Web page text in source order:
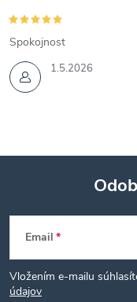
1.5.2026
Spokojnost
Z
á
Email
Vložením e-mailu
údajov